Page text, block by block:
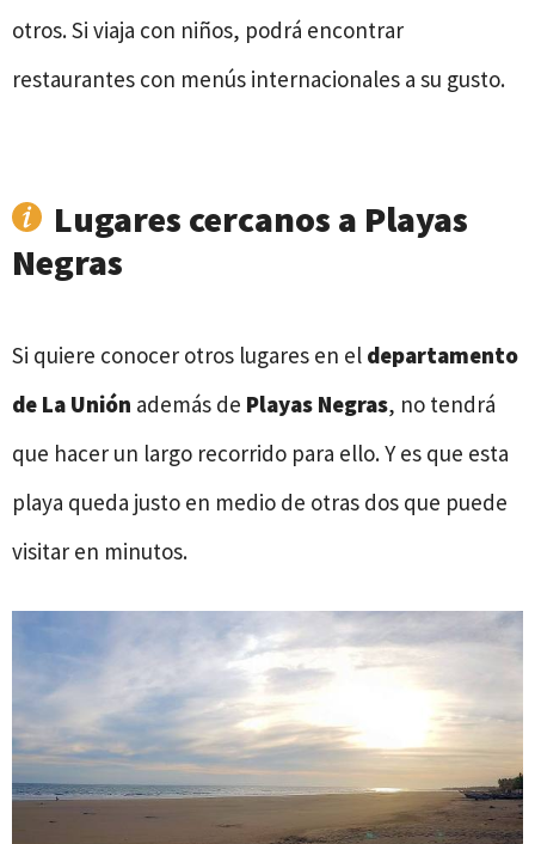
otros. Si viaja con niños, podrá encontrar
restaurantes con menús internacionales a su gusto.
Lugares cercanos a Playas
Negras
Si quiere conocer otros lugares en el departamento
de La Unión además de Playas Negras, no tendrá
que hacer un largo recorrido para ello. Y es que esta
playa queda justo en medio de otras dos que puede
visitar en minutos.